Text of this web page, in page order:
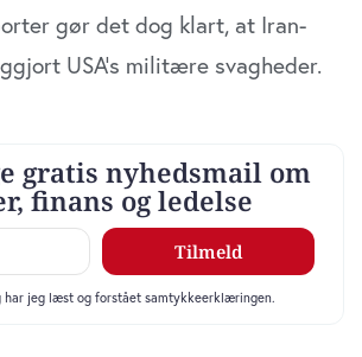
du har givet dem, eller som
din brug af deres tjenester. Du
cookies, hvis du fortsætter med at
gør det dog klart, at Iran-
USA’s militære svagheder.